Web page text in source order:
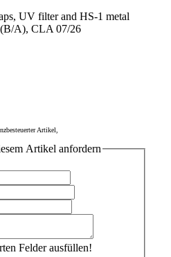
UV filter and HS-1 metal
(B/A), CLA 07/26
Artikel,
Artikel anfordern
Felder ausfüllen!